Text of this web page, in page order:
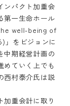
ンパクト加重会
第一生命ホール
well-being of
」をビジョンに
中期経営計画の
めていく上でも
西村泰介氏は説
重会計に取り